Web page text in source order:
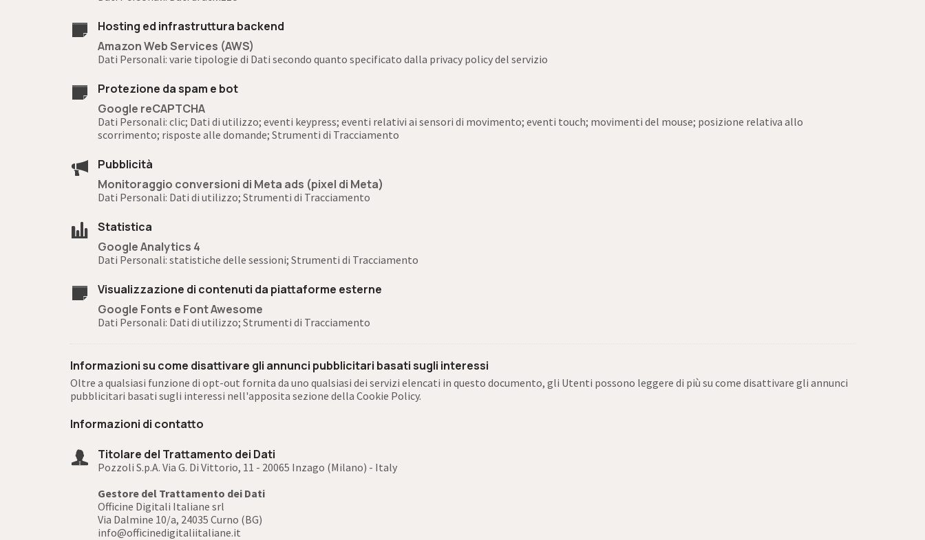
Hosting ed infrastruttura backend
Amazon Web Services (AWS)
Dati Personali: varie tipologie di Dati secondo quanto specificato dalla privacy policy del servizio
Protezione da spam e bot
Google reCAPTCHA
Dati Personali: clic; Dati di utilizzo; eventi keypress; eventi relativi ai sensori di movimento; eventi touch; movimenti del mouse; posizione relativa allo
scorrimento; risposte alle domande; Strumenti di Tracciamento
Pubblicità
Monitoraggio conversioni di Meta ads (pixel di Meta)
Dati Personali: Dati di utilizzo; Strumenti di Tracciamento
Statistica
Google Analytics 4
Dati Personali: statistiche delle sessioni; Strumenti di Tracciamento
Visualizzazione di contenuti da piattaforme esterne
Google Fonts e Font Awesome
Dati Personali: Dati di utilizzo; Strumenti di Tracciamento
Informazioni su come disattivare gli annunci pubblicitari basati sugli interessi
Oltre a qualsiasi funzione di opt-out fornita da uno qualsiasi dei servizi elencati in questo documento, gli Utenti possono leggere di più su come disattivare gli annunci
pubblicitari basati sugli interessi nell'apposita sezione della Cookie Policy.
Informazioni di contatto
Titolare del Trattamento dei Dati
Pozzoli S.p.A. Via G. Di Vittorio, 11 - 20065 Inzago (Milano) - Italy
Gestore del Trattamento dei Dati
Officine Digitali Italiane srl
Via Dalmine 10/a, 24035 Curno (BG)
info@officinedigitaliitaliane.it